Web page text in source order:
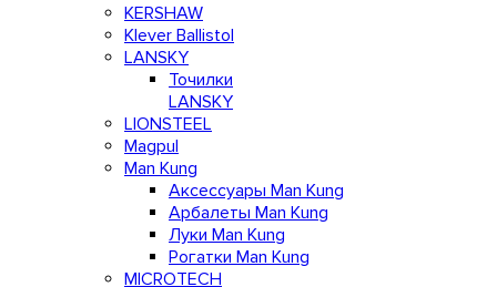
KERSHAW
Klever Ballistol
LANSKY
Точилки
LANSKY
LIONSTEEL
Magpul
Man Kung
Аксессуары Man Kung
Арбалеты Man Kung
Луки Man Kung
Рогатки Man Kung
MICROTECH